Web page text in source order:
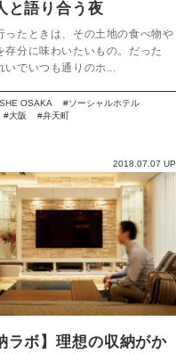
と語り合う夜
ったときは、その土地の食べ物や
存分に味わいたいもの。だった
いでいつも通りのホ...
OSAKA
ソーシャルホテル
大阪 弁天町
2018.07.07 UP
ラボ】理想の収納がか